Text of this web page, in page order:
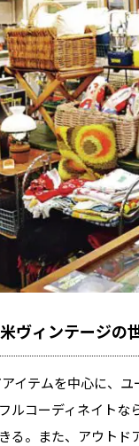
ヴィンテージの
イテムを中心に、
ルコーディネイト
る。また、アウトド